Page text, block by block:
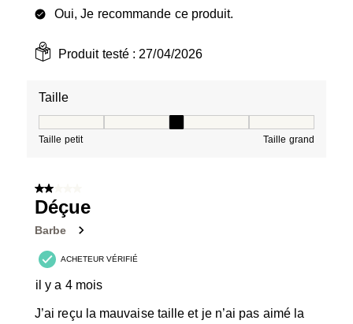
Oui, Je recommande ce produit.
Produit testé :27/04/2026
Taille
Taille petit Taille grand
2 sur 5 étoiles.
Déçue
Barbe
ACHETEUR VÉRIFIÉ
il y a 4 mois
J’ai reçu la mauvaise taille et je n’ai pas aimé la